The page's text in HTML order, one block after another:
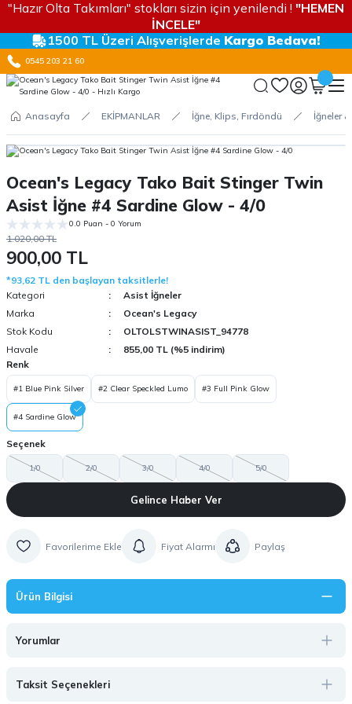
"Hazır Olta Takımları" stokları sizin için yenilendi ! "HEMEN
İNCELE"
1500 TL Üzeri Alışverişlerde Kargo Bedava!
0545 203 21 60
Anasayfa EKİPMANLAR İğne, Klips, Fırdöndü İğneler
Ocean's Legacy Tako Bait Stinger Twin
Asist İğne #4 Sardine Glow - 4/0
0.0 Puan - 0 Yorum
1.020,00 TL
900,00 TL
*93,62 TL den başlayan taksitlerle!
Kategori
Asist İğneler
Marka
Ocean's Legacy
Stok Kodu
OLTOLSTWINASIST_94778
Havale
855,00 TL (%5 indirim)
Renk
#1 Blue Pink Silver #2 Clear Speckled Lumo #3 Full Pink Glow
#4 Sardine Glow
Seçenek
1/0 2/0 3/0 4/0 5/0
Gelince Haber Ver
Fiyat Alarmı Paylaş
Ürün Bilgisi
Yorumlar
Taksit Seçenekleri